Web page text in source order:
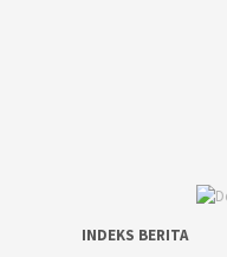
INDEKS BERITA